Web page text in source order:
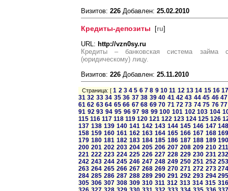
Визитов: 226 Добавлен: 25.02.2010
Кредиты-депозиты [ru]
URL: http://vzn0sy.ru
Кредиты – банковская система займа
(юридическому) лицу.
Визитов: 226 Добавлен: 25.11.2010
Страница: [1 2 3 4 5 6 7 8 9 10 11 12 13 14 15 16
31 32 33 34 35 36 37 38 39 40 41 42 43 44 45 46 47
61 62 63 64 65 66 67 68 69 70 71 72 73 74 75 76 77
91 92 93 94 95 96 97 98 99 100 101 102 103 104
115 116 117 118 119 120 121 122 123 124 125 126
137 138 139 140 141 142 143 144 145 146 147
158 159 160 161 162 163 164 165 166 167 168
179 180 181 182 183 184 185 186 187 188 189
200 201 202 203 204 205 206 207 208 209 210 211
221 222 223 224 225 226 227 228 229 230 231
242 243 244 245 246 247 248 249 250 251 252
263 264 265 266 267 268 269 270 271 272 273
284 285 286 287 288 289 290 291 292 293 294
305 306 307 308 309 310 311 312 313 314 315 316